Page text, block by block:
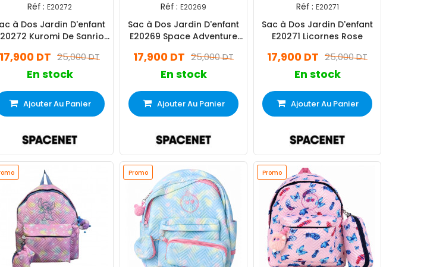
Réf : E20272
à Dos Jardin D'enfant
Kuromi De Sanrio
25,000 DT
17,900 DT
En stock
Ajouter Au Panier
Réf : E20269
Sac à Dos Jardin D'enfant
E20269 Space Adventure
25,000 DT
17,900 DT
En stock
Ajouter Au Panier
Réf : E20271
Sac à Dos Jardin D'enfant
E20271 Licornes Rose
25,000 DT
17,900 DT
En stock
Ajouter Au Panier
Promo Promo